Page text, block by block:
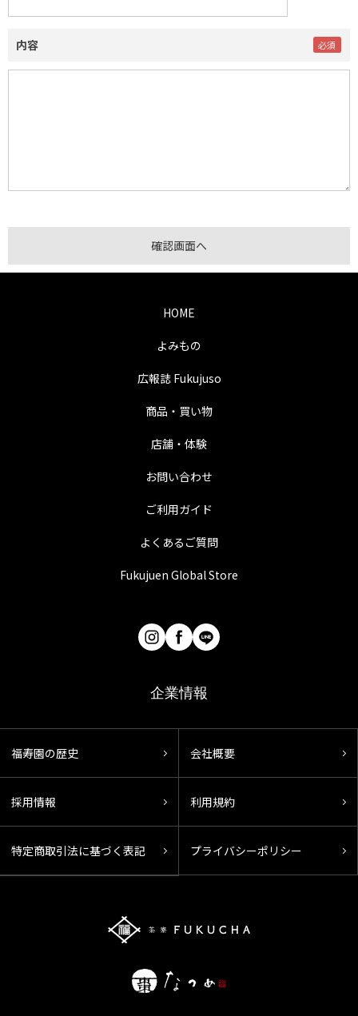
内容
HOME
よみもの
広報誌 Fukujuso
商品・買い物
店舗・体験
お問い合わせ
ご利用ガイド
よくあるご質問
Fukujuen Global Store
企業情報
福寿園の歴史 会社概要
採用情報 利用規約
特定商取引法に基づく表記 プライバシーポリシー